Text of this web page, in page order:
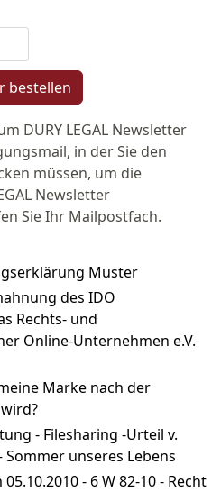
bestellen
DURY LEGAL Newsletter
in der Sie den
müssen, um die
Newsletter
Sie Ihr Mailpostfach.
Muster
des IDO
Rechts- und
Online-Unternehmen e.V.
Marke nach der
- Filesharing -Urteil v.
Sommer unseres Lebens
- 6 W 82-10 - Recht